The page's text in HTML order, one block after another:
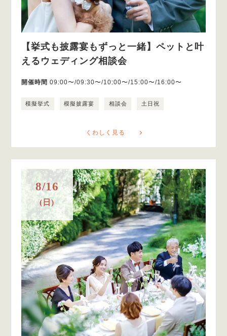
【挙式も披露宴もずっと一緒】ペットと叶
えるウェディング相談会
開催時間 09:00〜/09:30〜/10:00〜/15:00〜/16:00〜
模擬挙式 模擬披露宴 相談会 土日祝
くわしく見る
8/16
(日)